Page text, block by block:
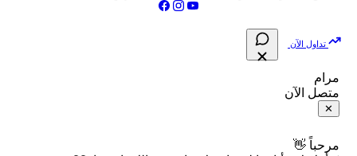
فحص الأسهم الأمريكية الشرعي
📋 جميع الأسهم
📈 حاسبة عائد التداول
📊 حاسبة الربح التراكمي
🧮 حاسبة متوسط سعر السهم
📅 المؤشرات الاقتصادية
سياسة تقييم الشركات
الإبلاغ عن شركة نصابة
شروط الاستخدام
تداول الآن
مرام
متصل الآن
✕
مرحباً 👋